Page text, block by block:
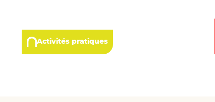
Activités pratiques